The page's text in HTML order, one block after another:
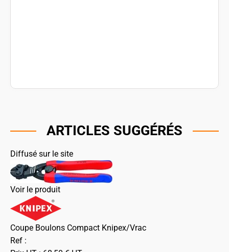
ARTICLES SUGGÉRÉS
Diffusé sur le site
Voir le produit
Coupe Boulons Compact Knipex/Vrac
Ref :